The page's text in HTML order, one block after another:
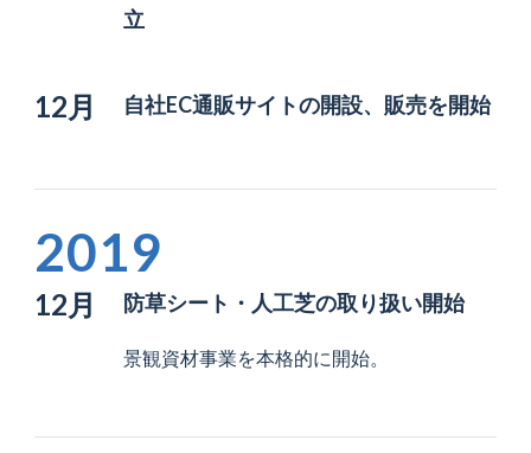
立
12月 自社EC通販サイトの開設、販売を開始
2019
12月 防草シート・人工芝の取り扱い開始
景観資材事業を本格的に開始。